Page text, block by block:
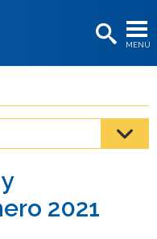
MENÚ
os
os
2021